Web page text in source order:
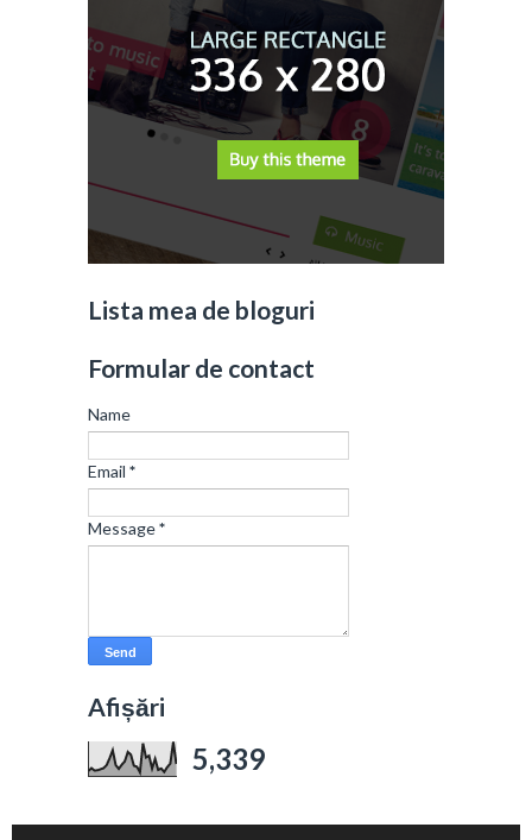
Lista mea de bloguri
Formular de contact
Name
Email *
Message*
Afișări
5,339